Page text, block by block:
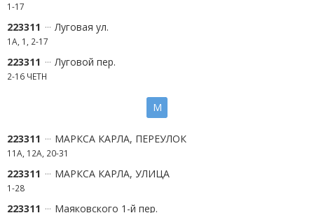
1-17
223311 Луговая ул.
1А, 1, 2-17
223311 Луговой пер.
2-16 ЧЕТН
М
223311 МАРКСА КАРЛА, ПЕРЕУЛОК
11А, 12А, 20-31
223311 МАРКСА КАРЛА, УЛИЦА
1-28
223311 Маяковского 1-й пер.